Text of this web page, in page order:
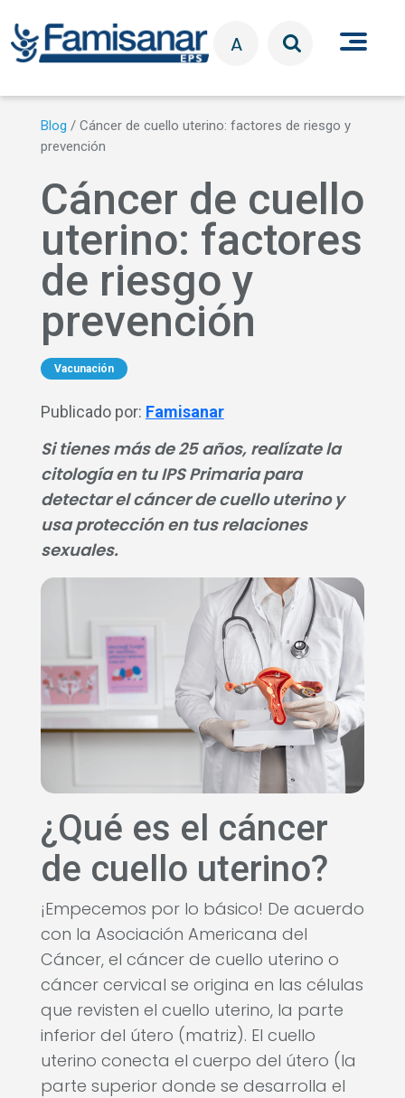
A
Blog / Cáncer de cuello uterino: factores de riesgo y
prevención
Cáncer de cuello
uterino: factores
de riesgo y
prevención
Vacunación
Publicado por: Famisanar
Si tienes más de 25 años, realízate la
citología en tu IPS Primaria para
detectar el cáncer de cuello uterino y
usa protección en tus relaciones
sexuales.
¿Qué es el cáncer
de cuello uterino?
¡Empecemos por lo básico! De acuerdo
con la Asociación Americana del
Cáncer, el cáncer de cuello uterino o
cáncer cervical se origina en las células
que revisten el cuello uterino, la parte
inferior del útero (matriz). El cuello
uterino conecta el cuerpo del útero (la
parte superior donde se desarrolla el